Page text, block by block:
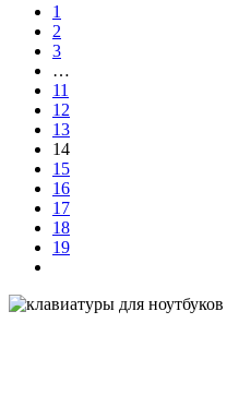
1
2
3
…
11
12
13
14
15
16
17
18
19